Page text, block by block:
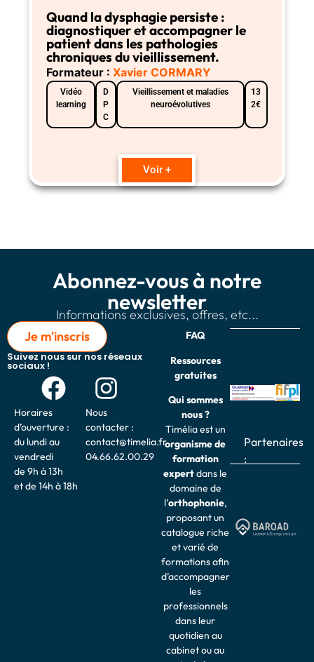
Quand la dysphagie persiste :
diagnostiquer et accompagner le
patient dans les pathologies
chroniques du vieillissement.
Formateur :Xavier CORMARY
Vidéo
learning
D
P
C
Vieillissement et maladies
neuroévolutives
13
2€
Voir +
Abonnez-vous à notre
newsletter
Informations exclusives, offres, etc...
Je m'inscris
Suivez nous sur nos réseaux
sociaux !
Horaires
d’ouverture :
du lundi au
vendredi
de 9h à 13h
et de 14h à 18h
Nous
contacter :
contact@timelia.fr
04.66.62.00.29
FAQ
Ressources
gratuites
Qui sommes
nous ?
Timélia est un
organisme de
formation
expertdans le
domaine de
l’orthophonie,
proposant un
catalogue riche
et varié de
formations afin
d’accompagner
les
professionnels
dans leur
quotidien au
cabinet ou au
Partenaires
: